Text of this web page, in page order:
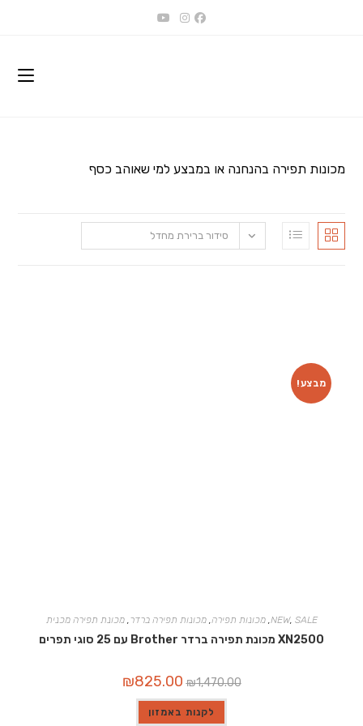
מכונות תפירה בהנחנה או במבצע למי שאוהב כסף
סידור ברירת מחדל
מבצע!
NEW, SALE
,מכונות תפירה ,מכונות תפירה ברדר ,מכונת תפירה מכנית
XN2500 מכונת תפירה ברדר Brother עם 25 סוגי תפרים
₪1,470.00
המחיר
המקורי
היה:
₪1,470.00.
₪825.00
לקנות באמזון